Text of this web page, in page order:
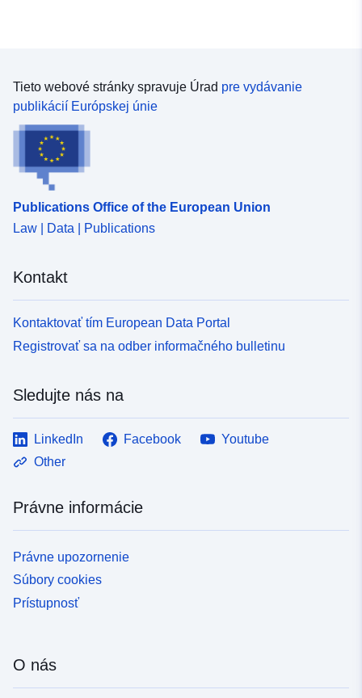
Tieto webové stránky spravuje Úrad pre vydávanie
publikácií Európskej únie
Publications Office of the European Union
Law | Data | Publications
Kontakt
Kontaktovať tím European Data Portal
Registrovať sa na odber informačného bulletinu
Sledujte nás na
LinkedIn Facebook
Youtube
Other
Právne informácie
Právne upozornenie
Súbory cookies
Prístupnosť
O nás